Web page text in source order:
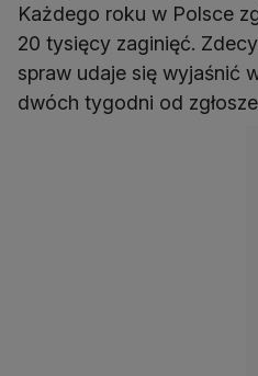
Każdego roku w Polsce
20 tysięcy zaginięć.
spraw udaje się wyjaśnić
dwóch tygodni od